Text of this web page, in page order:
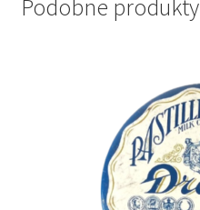
Podobne produkty